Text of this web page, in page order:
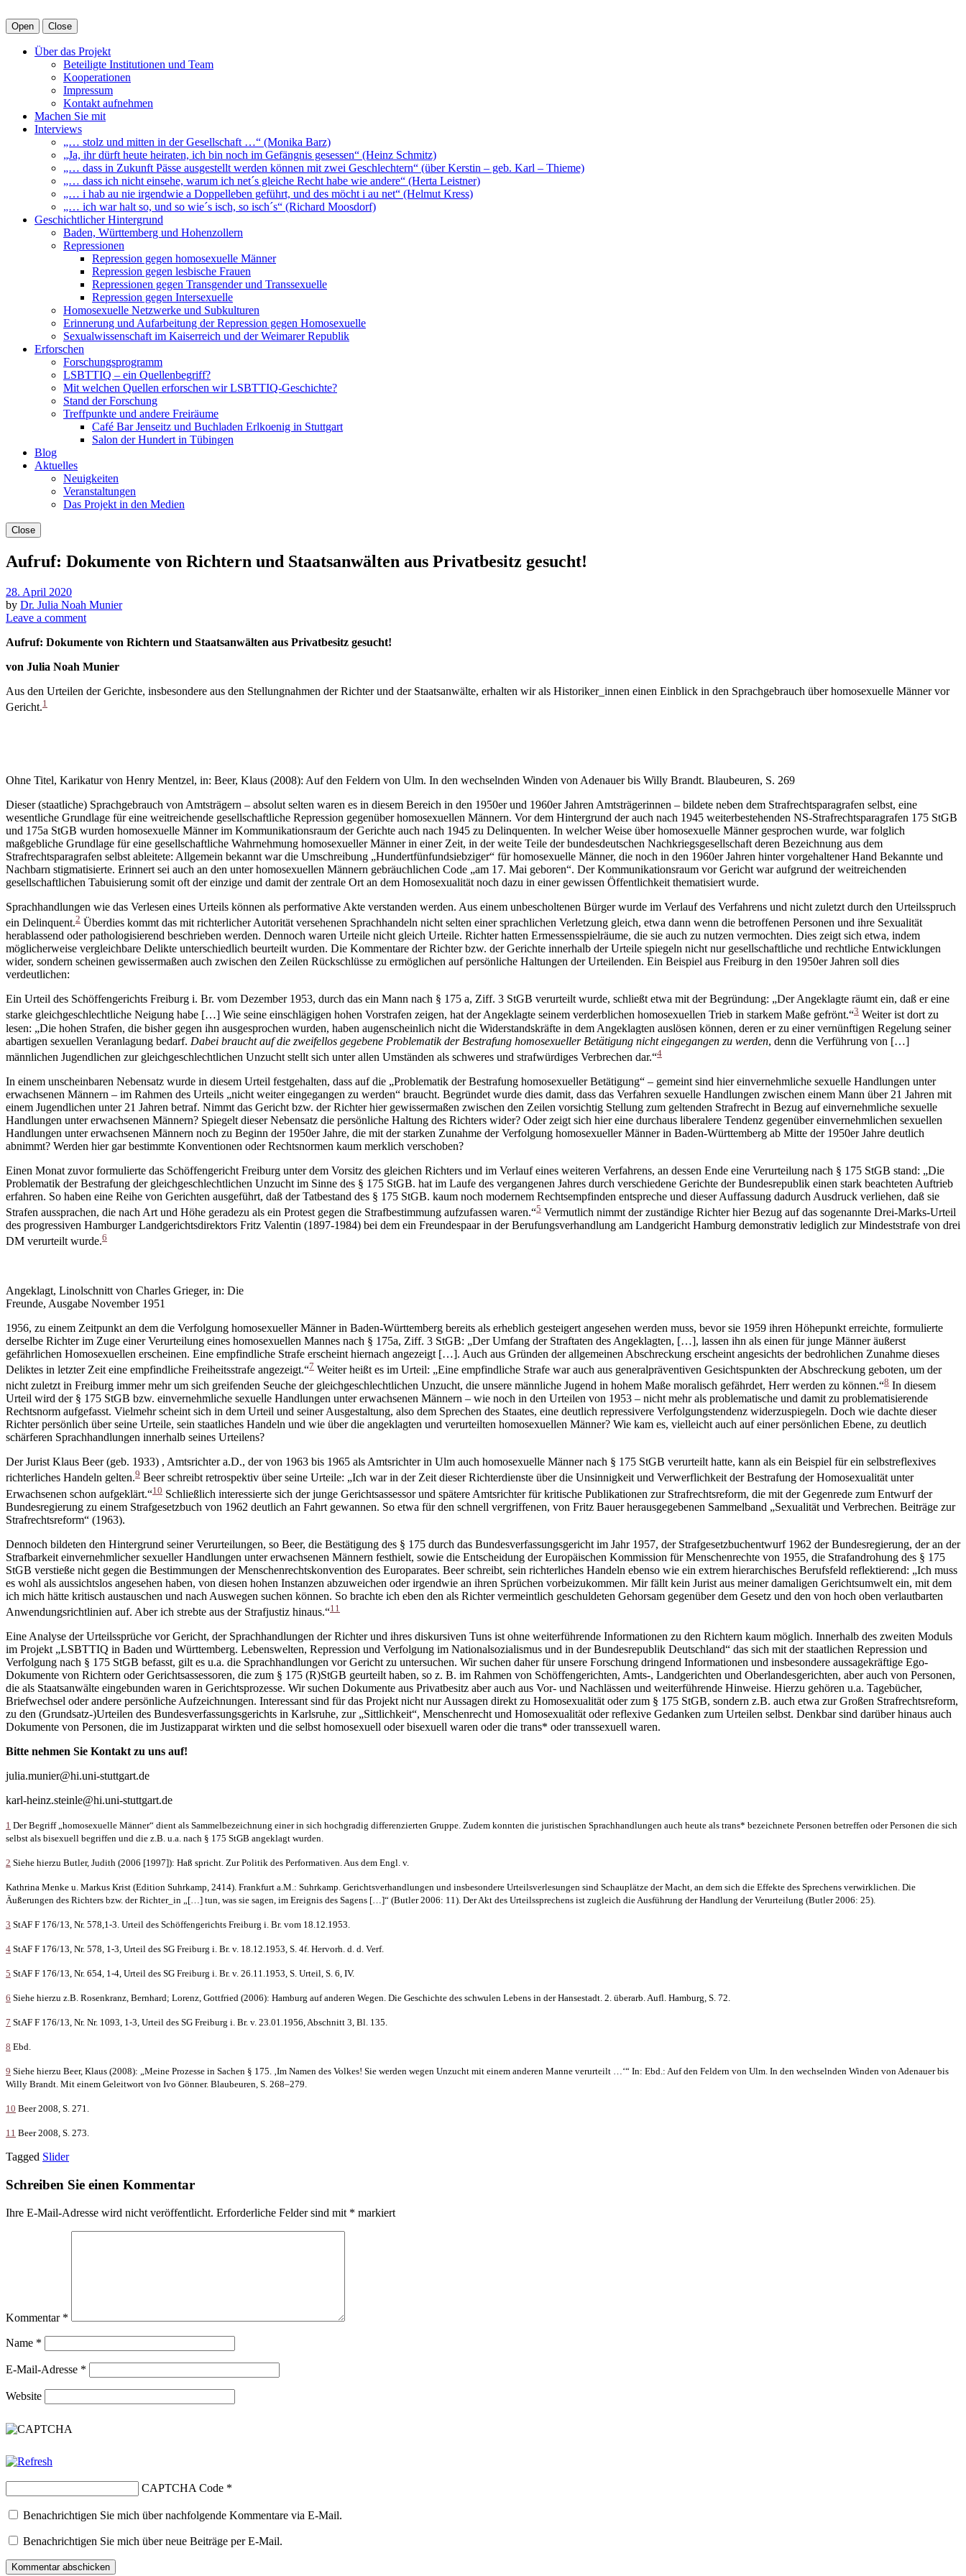
Open Close
Über das Projekt
Beteiligte Institutionen und Team
Kooperationen
Impressum
Kontakt aufnehmen
Machen Sie mit
Interviews
„… stolz und mitten in der Gesellschaft …“ (Monika Barz)
„Ja, ihr dürft heute heiraten, ich bin noch im Gefängnis gesessen“ (Heinz Schmitz)
„… dass in Zukunft Pässe ausgestellt werden können mit zwei Geschlechtern“ (über Kerstin – geb. Karl – Thieme)
„… dass ich nicht einsehe, warum ich net´s gleiche Recht habe wie andere“ (Herta Leistner)
„… i hab au nie irgendwie a Doppelleben geführt, und des möcht i au net“ (Helmut Kress)
„… ich war halt so, und so wie´s isch, so isch´s“ (Richard Moosdorf)
Geschichtlicher Hintergrund
Baden, Württemberg und Hohenzollern
Repressionen
Repression gegen homosexuelle Männer
Repression gegen lesbische Frauen
Repressionen gegen Transgender und Transsexuelle
Repression gegen Intersexuelle
Homosexuelle Netzwerke und Subkulturen
Erinnerung und Aufarbeitung der Repression gegen Homosexuelle
Sexualwissenschaft im Kaiserreich und der Weimarer Republik
Erforschen
Forschungsprogramm
LSBTTIQ – ein Quellenbegriff?
Mit welchen Quellen erforschen wir LSBTTIQ-Geschichte?
Stand der Forschung
Treffpunkte und andere Freiräume
Café Bar Jenseitz und Buchladen Erlkoenig in Stuttgart
Salon der Hundert in Tübingen
Blog
Aktuelles
Neuigkeiten
Veranstaltungen
Das Projekt in den Medien
Close
Aufruf: Dokumente von Richtern und Staatsanwälten aus Privatbesitz gesucht!
28. April 2020
by Dr. Julia Noah Munier
Leave a comment
Aufruf: Dokumente von Richtern und Staatsanwälten aus Privatbesitz gesucht!
von Julia Noah Munier
Aus den Urteilen der Gerichte, insbesondere aus den Stellungnahmen der Richter und der Staatsanwälte, erhalten wir als Historiker_innen einen Einblick in den Sprachgebrauch über homosexuelle Männer vor
Gericht.1
Ohne Titel, Karikatur von Henry Mentzel, in: Beer, Klaus (2008): Auf den Feldern von Ulm. In den wechselnden Winden von Adenauer bis Willy Brandt. Blaubeuren, S. 269
Dieser (staatliche) Sprachgebrauch von Amtsträgern – absolut selten waren es in diesem Bereich in den 1950er und 1960er Jahren Amtsträgerinnen – bildete neben dem Strafrechtsparagrafen selbst, eine
wesentliche Grundlage für eine weitreichende gesellschaftliche Repression gegenüber homosexuellen Männern. Vor dem Hintergrund der auch nach 1945 weiterbestehenden NS-Strafrechtsparagrafen 175 StGB
und 175a StGB wurden homosexuelle Männer im Kommunikationsraum der Gerichte auch nach 1945 zu Delinquenten. In welcher Weise über homosexuelle Männer gesprochen wurde, war folglich
maßgebliche Grundlage für eine gesellschaftliche Wahrnehmung homosexueller Männer in einer Zeit, in der weite Teile der bundesdeutschen Nachkriegsgesellschaft deren Bezeichnung aus dem
Strafrechtsparagrafen selbst ableitete: Allgemein bekannt war die Umschreibung „Hundertfünfundsiebziger“ für homosexuelle Männer, die noch in den 1960er Jahren hinter vorgehaltener Hand Bekannte und
Nachbarn stigmatisierte. Erinnert sei auch an den unter homosexuellen Männern gebräuchlichen Code „am 17. Mai geboren“. Der Kommunikationsraum vor Gericht war aufgrund der weitreichenden
gesellschaftlichen Tabuisierung somit oft der einzige und damit der zentrale Ort an dem Homosexualität noch dazu in einer gewissen Öffentlichkeit thematisiert wurde.
Sprachhandlungen wie das Verlesen eines Urteils können als performative Akte verstanden werden. Aus einem unbescholtenen Bürger wurde im Verlauf des Verfahrens und nicht zuletzt durch den Urteilsspruch
ein Delinquent.2 Überdies kommt das mit richterlicher Autorität versehenen Sprachhandeln nicht selten einer sprachlichen Verletzung gleich, etwa dann wenn die betroffenen Personen und ihre Sexualität
herablassend oder pathologisierend beschrieben werden. Dennoch waren Urteile nicht gleich Urteile. Richter hatten Ermessensspielräume, die sie auch zu nutzen vermochten. Dies zeigt sich etwa, indem
möglicherweise vergleichbare Delikte unterschiedlich beurteilt wurden. Die Kommentare der Richter bzw. der Gerichte innerhalb der Urteile spiegeln nicht nur gesellschaftliche und rechtliche Entwicklungen
wider, sondern scheinen gewissermaßen auch zwischen den Zeilen Rückschlüsse zu ermöglichen auf persönliche Haltungen der Urteilenden. Ein Beispiel aus Freiburg in den 1950er Jahren soll dies
verdeutlichen:
Ein Urteil des Schöffengerichts Freiburg i. Br. vom Dezember 1953, durch das ein Mann nach § 175 a, Ziff. 3 StGB verurteilt wurde, schließt etwa mit der Begründung: „Der Angeklagte räumt ein, daß er eine
starke gleichgeschlechtliche Neigung habe […] Wie seine einschlägigen hohen Vorstrafen zeigen, hat der Angeklagte seinem verderblichen homosexuellen Trieb in starkem Maße gefrönt.“3 Weiter ist dort zu
lesen: „Die hohen Strafen, die bisher gegen ihn ausgesprochen wurden, haben augenscheinlich nicht die Widerstandskräfte in dem Angeklagten auslösen können, deren er zu einer vernünftigen Regelung seiner
abartigen sexuellen Veranlagung bedarf. Dabei braucht auf die zweifellos gegebene Problematik der Bestrafung homosexueller Betätigung nicht eingegangen zu werden, denn die Verführung von […]
männlichen Jugendlichen zur gleichgeschlechtlichen Unzucht stellt sich unter allen Umständen als schweres und strafwürdiges Verbrechen dar.“4
In einem unscheinbaren Nebensatz wurde in diesem Urteil festgehalten, dass auf die „Problematik der Bestrafung homosexueller Betätigung“ – gemeint sind hier einvernehmliche sexuelle Handlungen unter
erwachsenen Männern – im Rahmen des Urteils „nicht weiter eingegangen zu werden“ braucht. Begründet wurde dies damit, dass das Verfahren sexuelle Handlungen zwischen einem Mann über 21 Jahren mit
einem Jugendlichen unter 21 Jahren betraf. Nimmt das Gericht bzw. der Richter hier gewissermaßen zwischen den Zeilen vorsichtig Stellung zum geltenden Strafrecht in Bezug auf einvernehmliche sexuelle
Handlungen unter erwachsenen Männern? Spiegelt dieser Nebensatz die persönliche Haltung des Richters wider? Oder zeigt sich hier eine durchaus liberalere Tendenz gegenüber einvernehmlichen sexuellen
Handlungen unter erwachsenen Männern noch zu Beginn der 1950er Jahre, die mit der starken Zunahme der Verfolgung homosexueller Männer in Baden-Württemberg ab Mitte der 1950er Jahre deutlich
abnimmt? Werden hier gar bestimmte Konventionen oder Rechtsnormen kaum merklich verschoben?
Einen Monat zuvor formulierte das Schöffengericht Freiburg unter dem Vorsitz des gleichen Richters und im Verlauf eines weiteren Verfahrens, an dessen Ende eine Verurteilung nach § 175 StGB stand: „Die
Problematik der Bestrafung der gleichgeschlechtlichen Unzucht im Sinne des § 175 StGB. hat im Laufe des vergangenen Jahres durch verschiedene Gerichte der Bundesrepublik einen stark beachteten Auftrieb
erfahren. So haben eine Reihe von Gerichten ausgeführt, daß der Tatbestand des § 175 StGB. kaum noch modernem Rechtsempfinden entspreche und dieser Auffassung dadurch Ausdruck verliehen, daß sie
Strafen aussprachen, die nach Art und Höhe geradezu als ein Protest gegen die Strafbestimmung aufzufassen waren.“5 Vermutlich nimmt der zuständige Richter hier Bezug auf das sogenannte Drei-Marks-Urteil
des progressiven Hamburger Landgerichtsdirektors Fritz Valentin (1897-1984) bei dem ein Freundespaar in der Berufungsverhandlung am Landgericht Hamburg demonstrativ lediglich zur Mindeststrafe von drei
DM verurteilt wurde.6
Angeklagt, Linolschnitt von Charles Grieger, in: Die
Freunde, Ausgabe November 1951
1956, zu einem Zeitpunkt an dem die Verfolgung homosexueller Männer in Baden-Württemberg bereits als erheblich gesteigert angesehen werden muss, bevor sie 1959 ihren Höhepunkt erreichte, formulierte
derselbe Richter im Zuge einer Verurteilung eines homosexuellen Mannes nach § 175a, Ziff. 3 StGB: „Der Umfang der Straftaten des Angeklagten, […], lassen ihn als einen für junge Männer äußerst
gefährlichen Homosexuellen erscheinen. Eine empfindliche Strafe erscheint hiernach angezeigt […]. Auch aus Gründen der allgemeinen Abschreckung erscheint angesichts der bedrohlichen Zunahme dieses
Deliktes in letzter Zeit eine empfindliche Freiheitsstrafe angezeigt.“7 Weiter heißt es im Urteil: „Eine empfindliche Strafe war auch aus generalpräventiven Gesichtspunkten der Abschreckung geboten, um der
nicht zuletzt in Freiburg immer mehr um sich greifenden Seuche der gleichgeschlechtlichen Unzucht, die unsere männliche Jugend in hohem Maße moralisch gefährdet, Herr werden zu können.“8 In diesem
Urteil wird der § 175 StGB bzw. einvernehmliche sexuelle Handlungen unter erwachsenen Männern – wie noch in den Urteilen von 1953 – nicht mehr als problematische und damit zu problematisierende
Rechtsnorm aufgefasst. Vielmehr scheint sich in dem Urteil und seiner Ausgestaltung, also dem Sprechen des Staates, eine deutlich repressivere Verfolgungstendenz widerzuspiegeln. Doch wie dachte dieser
Richter persönlich über seine Urteile, sein staatliches Handeln und wie über die angeklagten und verurteilten homosexuellen Männer? Wie kam es, vielleicht auch auf einer persönlichen Ebene, zu deutlich
schärferen Sprachhandlungen innerhalb seines Urteilens?
Der Jurist Klaus Beer (geb. 1933) , Amtsrichter a.D., der von 1963 bis 1965 als Amtsrichter in Ulm auch homosexuelle Männer nach § 175 StGB verurteilt hatte, kann als ein Beispiel für ein selbstreflexives
richterliches Handeln gelten.9 Beer schreibt retrospektiv über seine Urteile: „Ich war in der Zeit dieser Richterdienste über die Unsinnigkeit und Verwerflichkeit der Bestrafung der Homosexualität unter
Erwachsenen schon aufgeklärt.“10 Schließlich interessierte sich der junge Gerichtsassessor und spätere Amtsrichter für kritische Publikationen zur Strafrechtsreform, die mit der Gegenrede zum Entwurf der
Bundesregierung zu einem Strafgesetzbuch von 1962 deutlich an Fahrt gewannen. So etwa für den schnell vergriffenen, von Fritz Bauer herausgegebenen Sammelband „Sexualität und Verbrechen. Beiträge zur
Strafrechtsreform“ (1963).
Dennoch bildeten den Hintergrund seiner Verurteilungen, so Beer, die Bestätigung des § 175 durch das Bundesverfassungsgericht im Jahr 1957, der Strafgesetzbuchentwurf 1962 der Bundesregierung, der an der
Strafbarkeit einvernehmlicher sexueller Handlungen unter erwachsenen Männern festhielt, sowie die Entscheidung der Europäischen Kommission für Menschenrechte von 1955, die Strafandrohung des § 175
StGB verstieße nicht gegen die Bestimmungen der Menschenrechtskonvention des Europarates. Beer schreibt, sein richterliches Handeln ebenso wie ein extrem hierarchisches Berufsfeld reflektierend: „Ich muss
es wohl als aussichtslos angesehen haben, von diesen hohen Instanzen abzuweichen oder irgendwie an ihren Sprüchen vorbeizukommen. Mir fällt kein Jurist aus meiner damaligen Gerichtsumwelt ein, mit dem
ich mich hätte kritisch austauschen und nach Auswegen suchen können. So brachte ich eben den als Richter vermeintlich geschuldeten Gehorsam gegenüber dem Gesetz und den von hoch oben verlautbarten
Anwendungsrichtlinien auf. Aber ich strebte aus der Strafjustiz hinaus.“11
Eine Analyse der Urteilssprüche vor Gericht, der Sprachhandlungen der Richter und ihres diskursiven Tuns ist ohne weiterführende Informationen zu den Richtern kaum möglich. Innerhalb des zweiten Moduls
im Projekt „LSBTTIQ in Baden und Württemberg. Lebenswelten, Repression und Verfolgung im Nationalsozialismus und in der Bundesrepublik Deutschland“ das sich mit der staatlichen Repression und
Verfolgung nach § 175 StGB befasst, gilt es u.a. die Sprachhandlungen vor Gericht zu untersuchen. Wir suchen daher für unsere Forschung dringend Informationen und insbesondere aussagekräftige Ego-
Dokumente von Richtern oder Gerichtsassessoren, die zum § 175 (R)StGB geurteilt haben, so z. B. im Rahmen von Schöffengerichten, Amts-, Landgerichten und Oberlandesgerichten, aber auch von Personen,
die als Staatsanwälte eingebunden waren in Gerichtsprozesse. Wir suchen Dokumente aus Privatbesitz aber auch aus Vor- und Nachlässen und weiterführende Hinweise. Hierzu gehören u.a. Tagebücher,
Briefwechsel oder andere persönliche Aufzeichnungen. Interessant sind für das Projekt nicht nur Aussagen direkt zu Homosexualität oder zum § 175 StGB, sondern z.B. auch etwa zur Großen Strafrechtsreform,
zu den (Grundsatz-)Urteilen des Bundesverfassungsgerichts in Karlsruhe, zur „Sittlichkeit“, Menschenrecht und Homosexualität oder reflexive Gedanken zum Urteilen selbst. Denkbar sind darüber hinaus auch
Dokumente von Personen, die im Justizapparat wirkten und die selbst homosexuell oder bisexuell waren oder die trans* oder transsexuell waren.
Bitte nehmen Sie Kontakt zu uns auf!
julia.munier@hi.uni-stuttgart.de
karl-heinz.steinle@hi.uni-stuttgart.de
1 Der Begriff „homosexuelle Männer“ dient als Sammelbezeichnung einer in sich hochgradig differenzierten Gruppe. Zudem konnten die juristischen Sprachhandlungen auch heute als trans* bezeichnete Personen betreffen oder Personen die sich
selbst als bisexuell begriffen und die z.B. u.a. nach § 175 StGB angeklagt wurden.
2 Siehe hierzu Butler, Judith (2006 [1997]): Haß spricht. Zur Politik des Performativen. Aus dem Engl. v.
Kathrina Menke u. Markus Krist (Edition Suhrkamp, 2414). Frankfurt a.M.: Suhrkamp. Gerichtsverhandlungen und insbesondere Urteilsverlesungen sind Schauplätze der Macht, an dem sich die Effekte des Sprechens verwirklichen. Die
Äußerungen des Richters bzw. der Richter_in „[…] tun, was sie sagen, im Ereignis des Sagens […]“ (Butler 2006: 11). Der Akt des Urteilssprechens ist zugleich die Ausführung der Handlung der Verurteilung (Butler 2006: 25).
3 StAF F 176/13, Nr. 578,1-3. Urteil des Schöffengerichts Freiburg i. Br. vom 18.12.1953.
4 StAF F 176/13, Nr. 578, 1-3, Urteil des SG Freiburg i. Br. v. 18.12.1953, S. 4f. Hervorh. d. d. Verf.
5 StAF F 176/13, Nr. 654, 1-4, Urteil des SG Freiburg i. Br. v. 26.11.1953, S. Urteil, S. 6, IV.
6 Siehe hierzu z.B. Rosenkranz, Bernhard; Lorenz, Gottfried (2006): Hamburg auf anderen Wegen. Die Geschichte des schwulen Lebens in der Hansestadt. 2. überarb. Aufl. Hamburg, S. 72.
7 StAF F 176/13, Nr. Nr. 1093, 1-3, Urteil des SG Freiburg i. Br. v. 23.01.1956, Abschnitt 3, Bl. 135.
8 Ebd.
9 Siehe hierzu Beer, Klaus (2008): „Meine Prozesse in Sachen § 175. ‚Im Namen des Volkes! Sie werden wegen Unzucht mit einem anderen Manne verurteilt …‘“ In: Ebd.: Auf den Feldern von Ulm. In den wechselnden Winden von Adenauer bis
Willy Brandt. Mit einem Geleitwort von Ivo Gönner. Blaubeuren, S. 268–279.
10 Beer 2008, S. 271.
11 Beer 2008, S. 273.
Tagged Slider
Schreiben Sie einen Kommentar
Ihre E-Mail-Adresse wird nicht veröffentlicht. Erforderliche Felder sind mit * markiert
Kommentar *
Name *
E-Mail-Adresse *
Website
CAPTCHA Code *
Benachrichtigen Sie mich über nachfolgende Kommentare via E-Mail.
Benachrichtigen Sie mich über neue Beiträge per E-Mail.